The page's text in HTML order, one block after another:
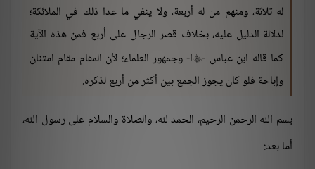
له ثلاثة، ومنهم من له أربعة، ولا ينفي ما عدا ذلك في الملائكة؛
لدلالة الدليل عليه، بخلاف قصر الرجال على أربع فمن هذه الآية
كما قاله ابن عباس -ا- وجمهور العلماء؛ لأن المقام مقام امتنان
وإباحة فلو كان يجوز الجمع بين أكثر من أربع لذكره.
بسم الله الرحمن الرحيم، الحمد لله، والصلاة والسلام على رسول الله،
أما بعد: